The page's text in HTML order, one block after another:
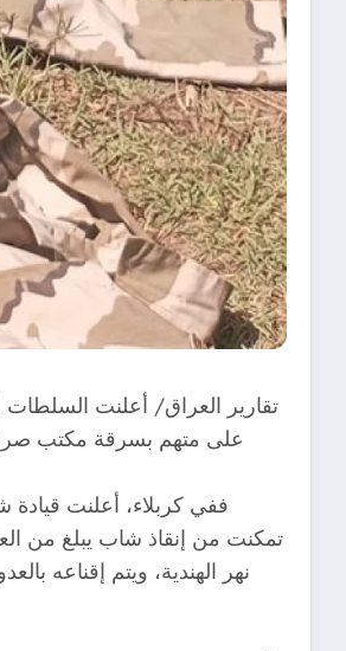
تقاریر العراق/ أعلنت السلطات
على متهم بسرقة مكتب
ففي كربلاء، أعلنت
نهر الهندية، ويتم إقناعه